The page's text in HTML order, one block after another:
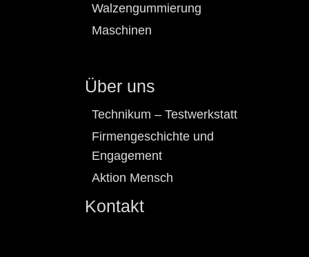
Walzengummierung
Maschinen
Über uns
Technikum – Testwerkstatt
Firmengeschichte und
Engagement
Aktion Mensch
Kontakt